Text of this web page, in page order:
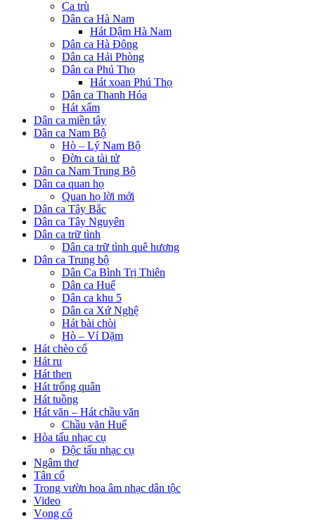
Ca trù
Dân ca Hà Nam
Hát Dậm Hà Nam
Dân ca Hà Đông
Dân ca Hải Phòng
Dân ca Phú Thọ
Hát xoan Phú Thọ
Dân ca Thanh Hóa
Hát xẩm
Dân ca miền tây
Dân ca Nam Bộ
Hò – Lý Nam Bộ
Đờn ca tài tử
Dân ca Nam Trung Bộ
Dân ca quan họ
Quan họ lời mới
Dân ca Tây Bắc
Dân ca Tây Nguyên
Dân ca trữ tình
Dân ca trữ tình quê hương
Dân ca Trung bộ
Dân Ca Bình Trị Thiên
Dân ca Huế
Dân ca khu 5
Dân ca Xứ Nghệ
Hát bài chòi
Hò – Ví Dặm
Hát chèo cổ
Hát ru
Hát then
Hát trống quân
Hát tuồng
Hát văn – Hát chầu văn
Chầu văn Huế
Hòa tấu nhạc cụ
Độc tấu nhạc cụ
Ngâm thơ
Tân cổ
Trong vườn hoa âm nhạc dân tộc
Video
Vọng cổ